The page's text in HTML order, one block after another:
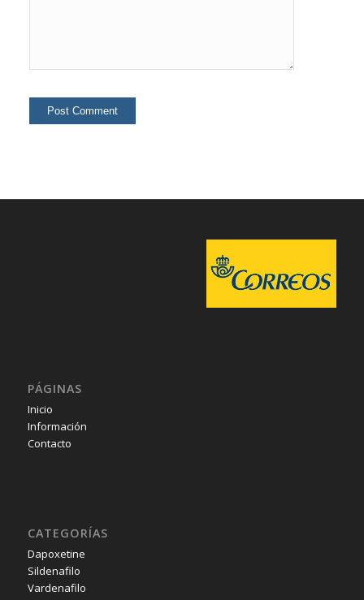
PÁGINAS
Inicio
Información
Contacto
CATEGORÍAS
Dapoxetine
Sildenafilo
Vardenafilo